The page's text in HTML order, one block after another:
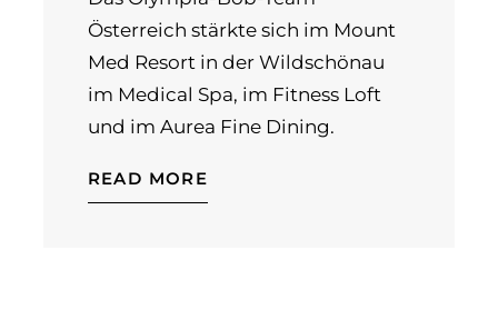
Österreich stärkte sich im Mount
Med Resort in der Wildschönau
im Medical Spa, im Fitness Loft
und im Aurea Fine Dining.
READ MORE